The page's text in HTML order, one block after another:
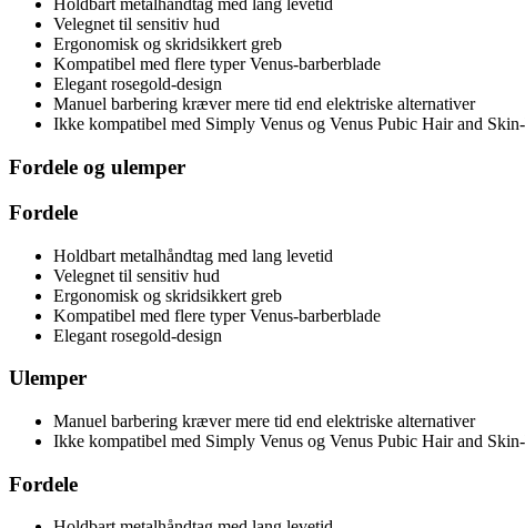
Holdbart metalhåndtag med lang levetid
Velegnet til sensitiv hud
Ergonomisk og skridsikkert greb
Kompatibel med flere typer Venus-barberblade
Elegant rosegold-design
Manuel barbering kræver mere tid end elektriske alternativer
Ikke kompatibel med Simply Venus og Venus Pubic Hair and
Fordele og ulemper
Fordele
Holdbart metalhåndtag med lang levetid
Velegnet til sensitiv hud
Ergonomisk og skridsikkert greb
Kompatibel med flere typer Venus-barberblade
Elegant rosegold-design
Ulemper
Manuel barbering kræver mere tid end elektriske alternativer
Ikke kompatibel med Simply Venus og Venus Pubic Hair and
Fordele